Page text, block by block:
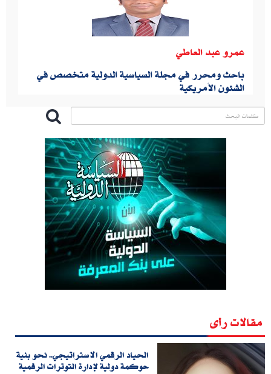
عمرو عبد العاطي
باحث ومحرر في مجلة السياسية الدولية متخصص في
الشئون الأمريكية
مقالات رأى
الحياد الرقمي الاستراتيجي.. نحو بنية
حوكمة دولية لإدارة التوترات الرقمية